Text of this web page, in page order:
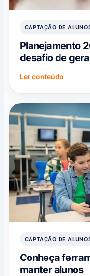
CAPTAÇÃO DE
Planejamento
desafio de
Ler conteúdo
CAPTAÇÃO DE
Conheça
manter alunos